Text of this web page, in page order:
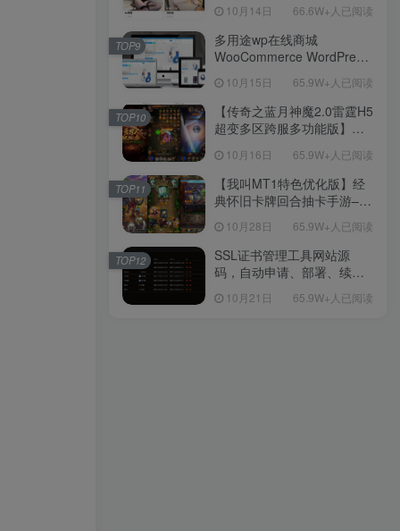
【源码+教程】
10月14日 66.6W+人已阅读
多用途wp在线商城
WooCommerce WordPress
10月15日 65.9W+人已阅读
TOP9
【传奇之蓝月神魔2.0雷霆H5
超变多区跨服多功能版】三
理单机一键即玩镜像端-打包
Linux服务端源码-视频架设
教程
10月16日 65.9W+人已阅读
TOP10
【我叫MT1特色优化版】经
典怀旧卡牌回合抽卡手游–打
教程-多功能GM后台工具-网
页注册-安卓版本！
10月28日 65.9W+人已阅读
TOP11
SSL证书管理工具网站源
码，自动申请、部署、续期
10月21日 65.9W+人已阅读
TOP12